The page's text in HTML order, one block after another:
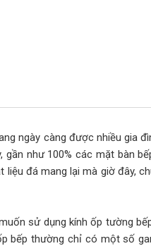
ngày càng được nhiều gia
gần như 100% các mặt bàn
liệu đá mang lại mà giờ đây,
sử dụng kính ốp tường
bếp thường chỉ có một số